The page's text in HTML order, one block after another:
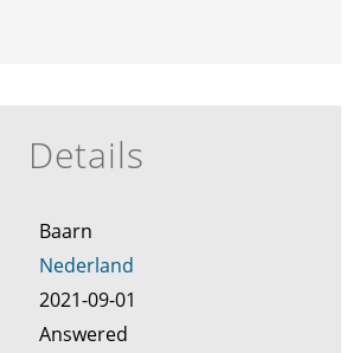
Details
Baarn
Nederland
2021-09-01
Answered